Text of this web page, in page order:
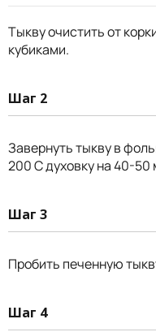
Тыкву очистить от
кубиками.
Шаг 2
Завернуть тыкву в
200 С духовку на 40-50
Шаг 3
Пробить печенную
Шаг 4